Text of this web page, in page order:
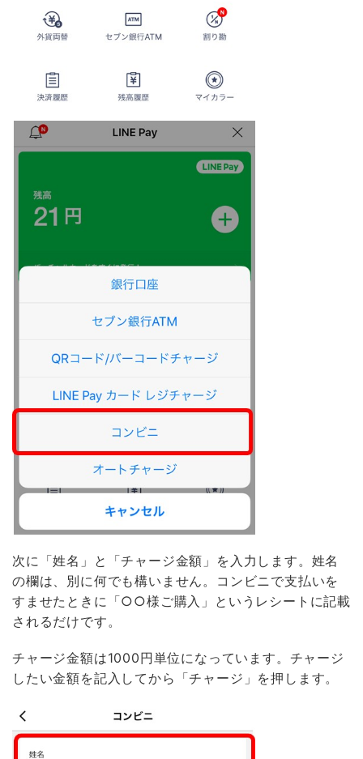
次に「姓名」と「チャージ金額」を入力します。姓名
の欄は、別に何でも構いません。コンビニで支払いを
すませたときに「○○様ご購入」というレシートに記載
されるだけです。
チャージ金額は1000円単位になっています。チャージ
したい金額を記入してから「チャージ」を押します。